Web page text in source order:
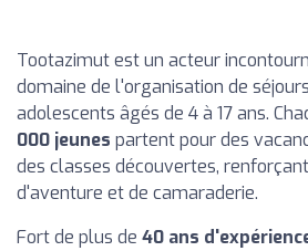
Tootazimut est un acteur
domaine de l'organisation de
adolescents âgés de 4 à 17 ans.
000 jeunes partent pour des
des classes découvertes,
d'aventure et de camaraderie.
Fort de plus de 40 ans